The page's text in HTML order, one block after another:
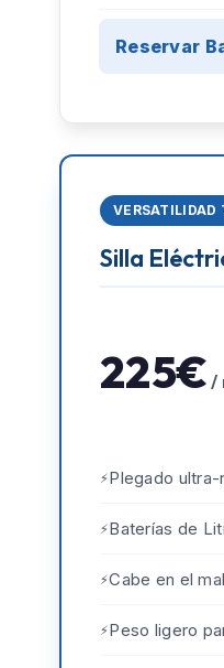
Reservar
VERSATILIDAD
Silla
225€ /
Plegado
Baterías de
Cabe en el
Peso ligero